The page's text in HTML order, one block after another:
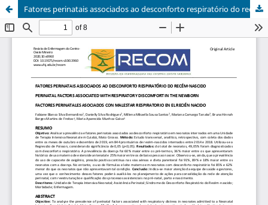
Fatores perinatais associados ao desconforto respiratório do recém-nascido